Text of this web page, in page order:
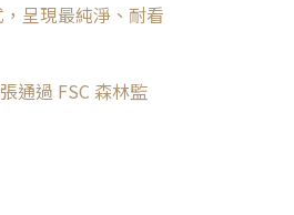
呈現最純淨、耐看
通過 FSC 森林監